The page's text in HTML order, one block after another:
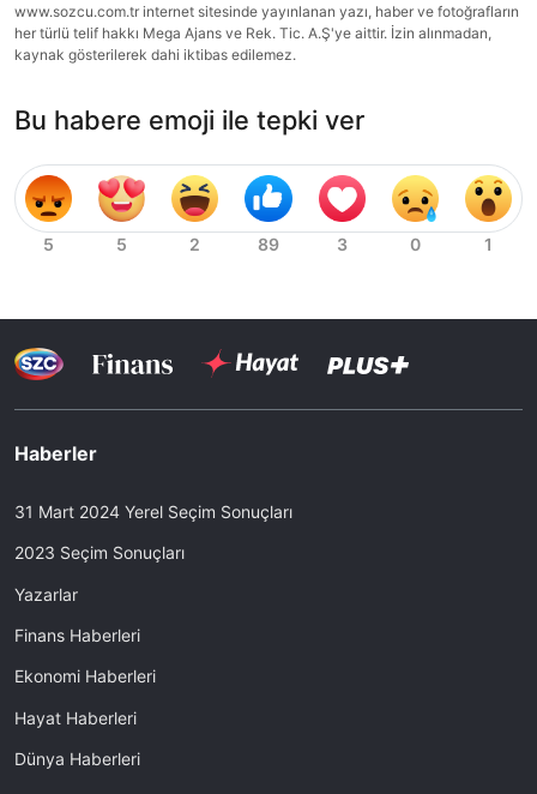
www.sozcu.com.tr internet sitesinde yayınlanan yazı, haber ve fotoğrafların
her türlü telif hakkı Mega Ajans ve Rek. Tic. A.Ş'ye aittir. İzin alınmadan,
kaynak gösterilerek dahi iktibas edilemez.
Bu habere emoji ile tepki ver
Haberler
31 Mart 2024 Yerel Seçim Sonuçları
2023 Seçim Sonuçları
Yazarlar
Finans Haberleri
Ekonomi Haberleri
Hayat Haberleri
Dünya Haberleri